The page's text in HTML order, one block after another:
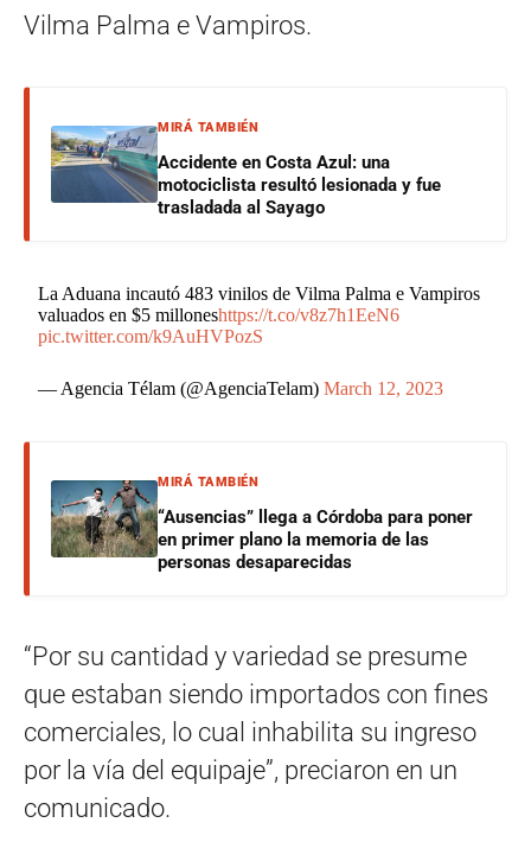
Vilma Palma e Vampiros.
MIRÁ TAMBIÉN
Accidente en Costa Azul: una
motociclista resultó lesionada y fue
trasladada al Sayago
La Aduana incautó 483 vinilos de Vilma Palma e Vampiros
valuados en $5 milloneshttps://t.co/v8z7h1EeN6
pic.twitter.com/k9AuHVPozS
— Agencia Télam (@AgenciaTelam)March 12, 2023
MIRÁ TAMBIÉN
“Ausencias” llega a Córdoba para poner
en primer plano la memoria de las
personas desaparecidas
“Por su cantidad y variedad se presume
que estaban siendo importados con fines
comerciales, lo cual inhabilita su ingreso
por la vía del equipaje”, preciaron en un
comunicado.